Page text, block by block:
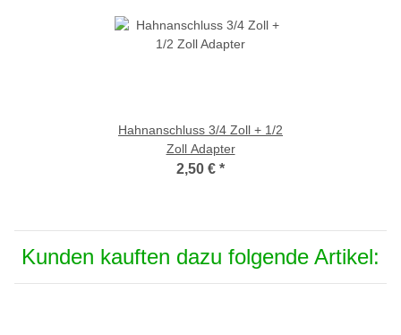
Hahnanschluss 3/4 Zoll + 1/2
Zoll Adapter
2,50 € *
Kunden kauften dazu folgende Artikel: